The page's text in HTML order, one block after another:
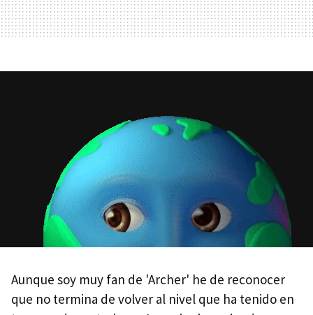
Aunque soy muy fan de 'Archer' he de reconocer
que no termina de volver al nivel que ha tenido en